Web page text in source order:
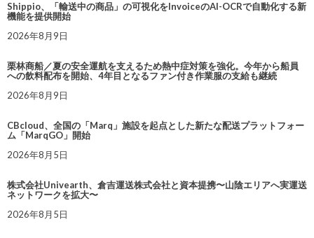
Shippio、「輸送中の商品」の可視化をInvoiceのAI-OCRで自動化する新
機能を提供開始
2026年8月9日
栗林商船／夏の安全運航を支えるため熱中症対策を強化。今年から船員
への飲料配布を開始、4年目となるファン付き作業服の支給も継続
2026年8月9日
CBcloud、全国の「Marq」施設を起点とした新たな配送プラットフォー
ム「MarqGO」開始
2026年8月5日
株式会社Univearth、倉吉運送株式会社と資本提携〜山陰エリアへ実運送
ネットワークを拡大〜
2026年8月5日